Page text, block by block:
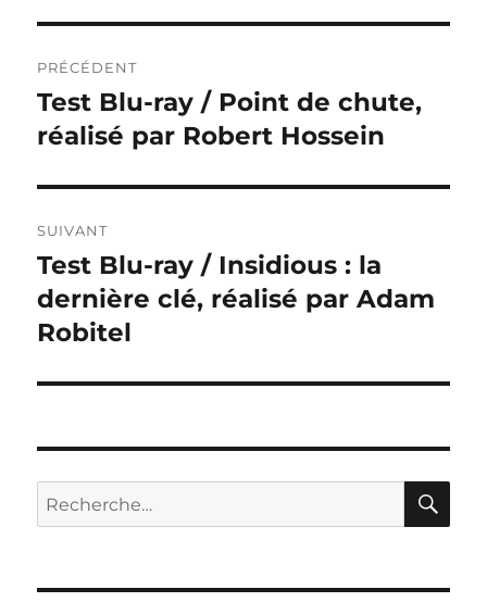
de
l’article
PRÉCÉDENT
Publication
précédente :
Test Blu-ray / Point de chute,
réalisé par Robert Hossein
SUIVANT
Publication
suivante :
Test Blu-ray / Insidious : la
dernière clé, réalisé par Adam
Robitel
Recherche
pour :